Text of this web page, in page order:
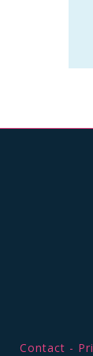
Contact